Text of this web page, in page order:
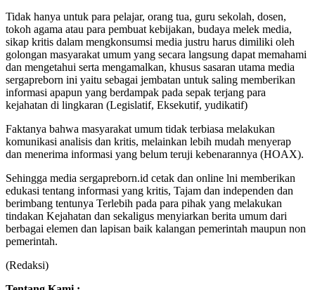
Tidak hanya untuk para pelajar, orang tua, guru sekolah, dosen,
tokoh agama atau para pembuat kebijakan, budaya melek media,
sikap kritis dalam mengkonsumsi media justru harus dimiliki oleh
golongan masyarakat umum yang secara langsung dapat memahami
dan mengetahui serta mengamalkan, khusus sasaran utama media
sergapreborn ini yaitu sebagai jembatan untuk saling memberikan
informasi apapun yang berdampak pada sepak terjang para
kejahatan di lingkaran (Legislatif, Eksekutif, yudikatif)
Faktanya bahwa masyarakat umum tidak terbiasa melakukan
komunikasi analisis dan kritis, melainkan lebih mudah menyerap
dan menerima informasi yang belum teruji kebenarannya (HOAX).
Sehingga media sergapreborn.id cetak dan online lni memberikan
edukasi tentang informasi yang kritis, Tajam dan independen dan
berimbang tentunya Terlebih pada para pihak yang melakukan
tindakan Kejahatan dan sekaligus menyiarkan berita umum dari
berbagai elemen dan lapisan baik kalangan pemerintah maupun non
pemerintah.
(Redaksi)